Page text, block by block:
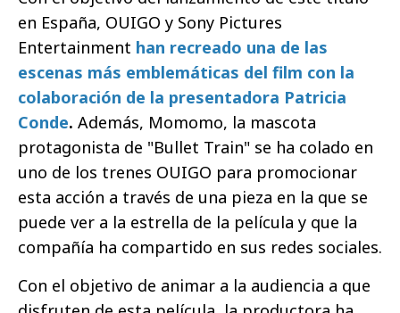
en España, OUIGO y Sony Pictures
Entertainment han recreado una de las
escenas más emblemáticas del film con la
colaboración de la presentadora Patricia
Conde. Además, Momomo, la mascota
protagonista de "Bullet Train" se ha colado en
uno de los trenes OUIGO para promocionar
esta acción a través de una pieza en la que se
puede ver a la estrella de la película y que la
compañía ha compartido en sus redes sociales.
Con el objetivo de animar a la audiencia a que